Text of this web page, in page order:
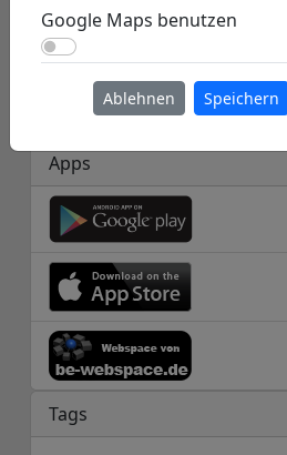
Datenbank Info
Datenschutz
Impressum
Apps
Tags
Google Maps benutzen
Ablehnen Speichern